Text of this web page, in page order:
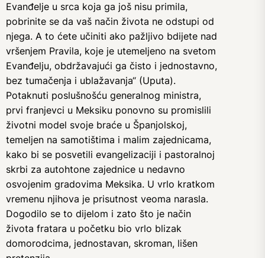
Evanđelje u srca koja ga još nisu primila,
pobrinite se da vaš način života ne odstupi od
njega. A to ćete učiniti ako pažljivo bdijete nad
vršenjem Pravila, koje je utemeljeno na svetom
Evanđelju, obdržavajući ga čisto i jednostavno,
bez tumačenja i ublažavanja“ (Uputa).
Potaknuti poslušnošću generalnog ministra,
prvi franjevci u Meksiku ponovno su promislili
životni model svoje braće u Španjolskoj,
temeljen na samotištima i malim zajednicama,
kako bi se posvetili evangelizaciji i pastoralnoj
skrbi za autohtone zajednice u nedavno
osvojenim gradovima Meksika. U vrlo kratkom
vremenu njihova je prisutnost veoma narasla.
Dogodilo se to dijelom i zato što je način
života fratara u početku bio vrlo blizak
domorodcima, jednostavan, skroman, lišen